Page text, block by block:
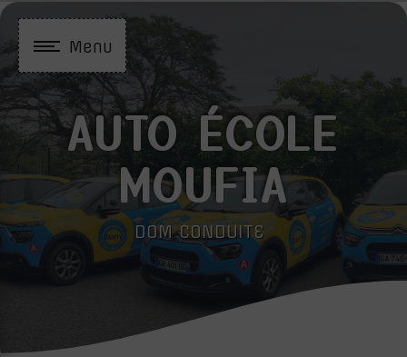
Menu
AUTO ÉCOLE
MOUFIA
DOM CONDUITE
Panneau de gestion des cookies